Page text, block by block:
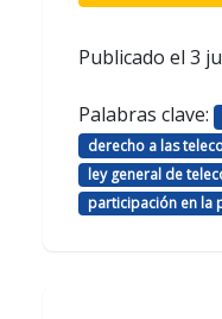
Publicado el 3
Palabras clave:
derecho a las
ley general de
participación en la